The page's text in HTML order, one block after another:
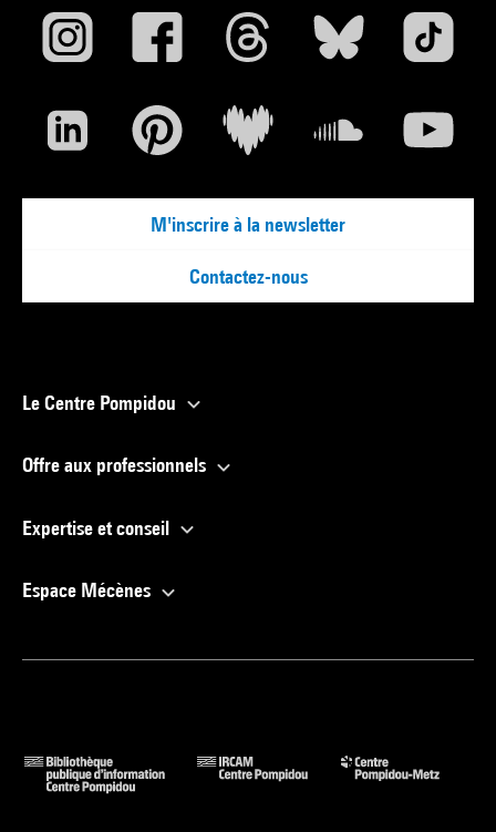
M'inscrire à la newsletter
Contactez-nous
Le Centre Pompidou
Offre aux professionnels
Expertise et conseil
Espace Mécènes